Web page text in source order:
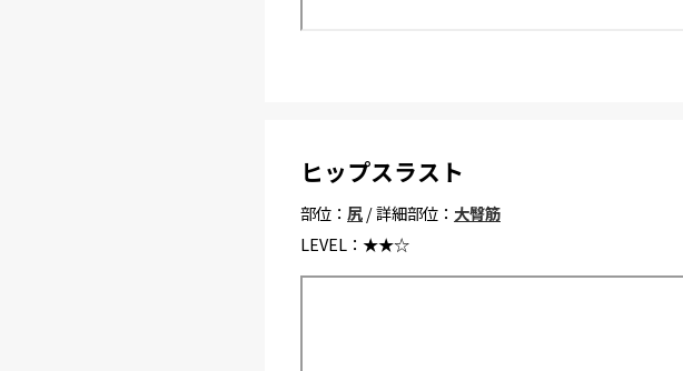
ヒップスラスト
部位： 尻/ 詳細部位： 大臀筋
LEVEL： ★★☆